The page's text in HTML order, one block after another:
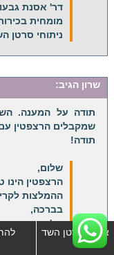
דר' אסנת
מומחית
ניתוחי סרטן
שרון הגיב:
תודה על המענה.
שמקבלים הרצפטין
תודה!
שלום,
הרצפטין הינו
ההמלצות
בברכה,
דר' אסנת
מומחית
אבחון סרטן השד